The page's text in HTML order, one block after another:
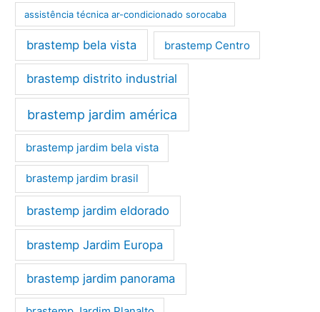
assistência técnica ar-condicionado sorocaba
brastemp bela vista brastemp Centro
brastemp distrito industrial
brastemp jardim américa
brastemp jardim bela vista
brastemp jardim brasil
brastemp jardim eldorado
brastemp Jardim Europa
brastemp jardim panorama